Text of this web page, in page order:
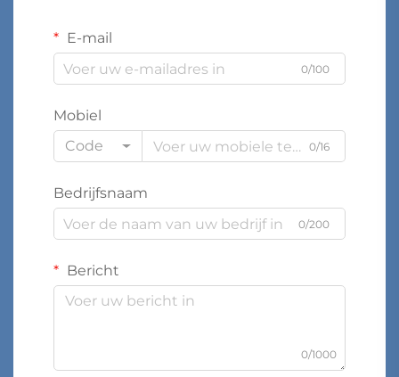
E-mail
0/100
Mobiel
Code
0/16
Bedrijfsnaam
0/200
Bericht
0/1000